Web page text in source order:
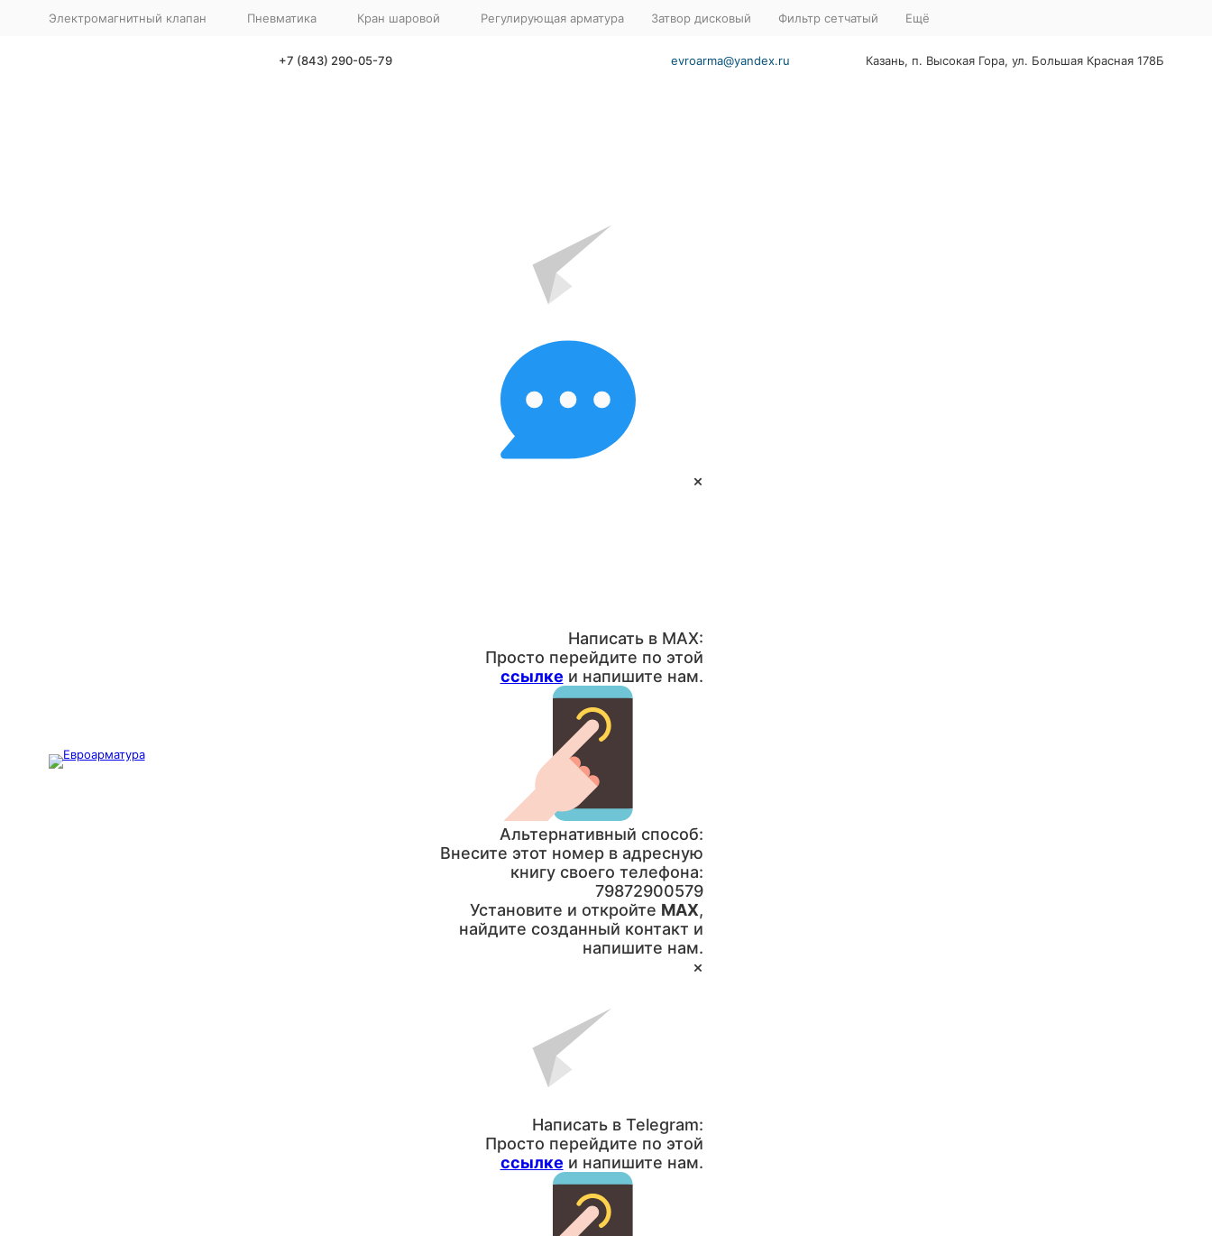
Электромагнитный клапан Пневматика Кран шаровой Регулирующая арматура Затвор дисковый Фильтр сетчатый Ещё
+7 (843) 290-05-79
×
Написать в MAX:
Просто перейдите по этой
ссылке и напишите нам.
Альтернативный способ:
Внесите этот номер в адресную
книгу своего телефона:
79872900579
Установите и откройте MAX,
найдите созданный контакт и
напишите нам.
×
Написать в Telegram:
Просто перейдите по этой
ссылке и напишите нам.
evroarma@yandex.ru Казань, п. Высокая Гора, ул. Большая Красная 178Б